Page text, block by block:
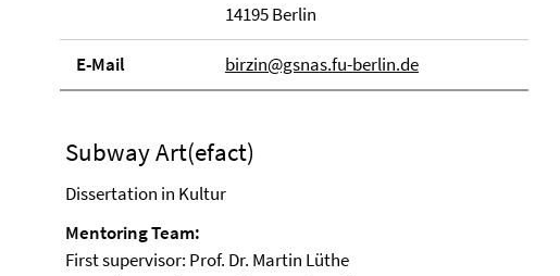
14195 Berlin
E-Mail birzin@gsnas.fu-berlin.de
Subway Art(efact)
Dissertation in Kultur
Mentoring Team:
First supervisor: Prof. Dr. Martin Lüthe